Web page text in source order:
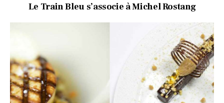
Le Train Bleu s’associe à Michel Rostang